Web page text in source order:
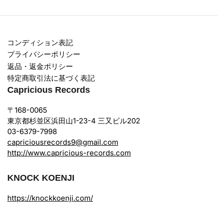
コンディション表記
プライバシーポリシー
返品・返金ポリシー
特定商取引法に基づく表記
Capricious Records
〒168-0065
東京都杉並区浜田山1-23-4 三又ビル202
03-6379-7998
capriciousrecords9@gmail.com
http://www.capricious-records.com
KNOCK KOENJI
https://knockkoenji.com/